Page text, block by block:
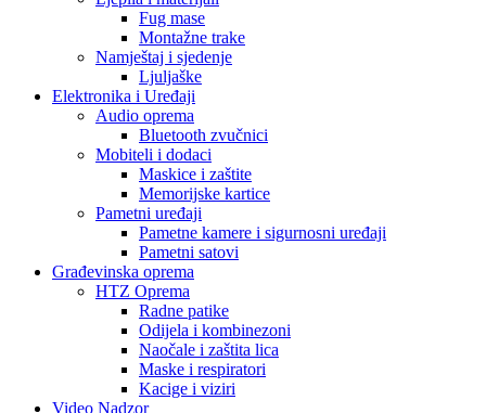
Fug mase
Montažne trake
Namještaj i sjedenje
Ljuljaške
Elektronika i Uređaji
Audio oprema
Bluetooth zvučnici
Mobiteli i dodaci
Maskice i zaštite
Memorijske kartice
Pametni uređaji
Pametne kamere i sigurnosni uređaji
Pametni satovi
Građevinska oprema
HTZ Oprema
Radne patike
Odijela i kombinezoni
Naočale i zaštita lica
Maske i respiratori
Kacige i viziri
Video Nadzor